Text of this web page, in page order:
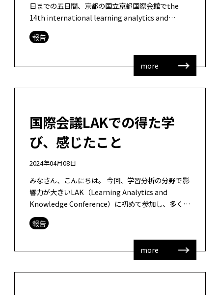
日までの五日間、京都の国立京都国際会館でthe
14th international learning analytics and
knowledge confer […]
報告
more
国際会議LAKでの得た学
び、感じたこと
2024年04月08日
みなさん、こんにちは。 今回、学習分析の分野で影
響力が大きいLAK（Learning Analytics and
Knowledge Conference）に初めて参加し、多くを
学びました。 この学会では2つのワークショ […]
報告
more